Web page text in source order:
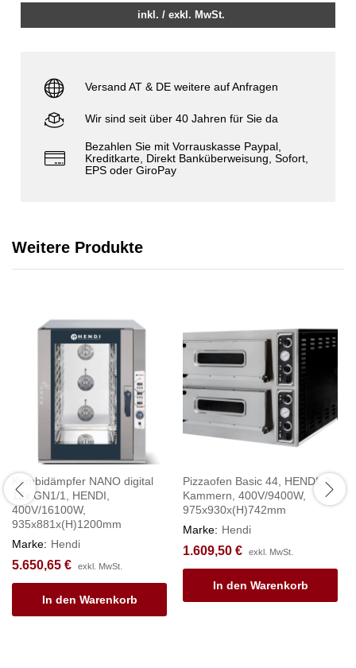
inkl. / exkl. MwSt.
Versand AT & DE weitere auf Anfragen
Wir sind seit über 40 Jahren für Sie da
Bezahlen Sie mit Vorrauskasse Paypal,
Kreditkarte, Direkt Banküberweisung, Sofort,
EPS oder GiroPay
Weitere Produkte
Kombidämpfer NANO digital
12x GN1/1, HENDI,
400V/16100W,
935x881x(H)1200mm
Marke: Hendi
5.650,65 € exkl. MwSt.
In den Warenkorb
Pizzaofen Basic 44, HENDI, 2
Kammern, 400V/9400W,
975x930x(H)742mm
Marke: Hendi
1.609,50 € exkl. MwSt.
In den Warenkorb